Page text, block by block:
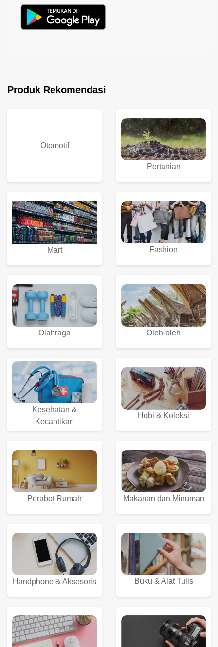
Produk Rekomendasi
Otomotif
Pertanian
Mart Fashion
Olahraga Oleh-oleh
Kesehatan &
Kecantikan
Hobi & Koleksi
Perabot Rumah Makanan dan Minuman
Handphone & Aksesoris Buku & Alat Tulis